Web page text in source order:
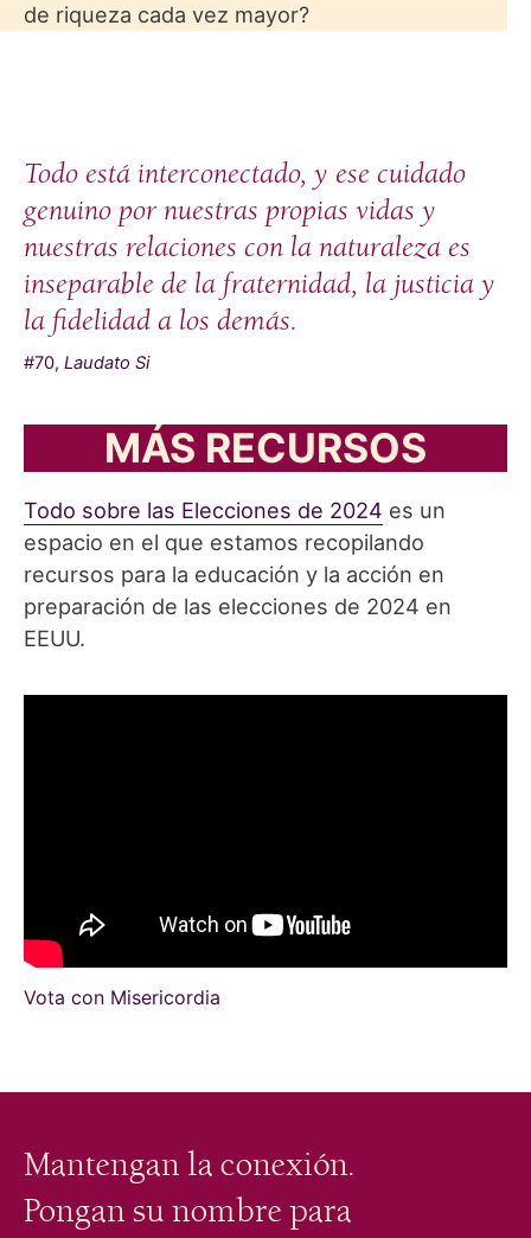
de riqueza cada vez mayor?
Todo está interconectado, y ese cuidado
genuino por nuestras propias vidas y
nuestras relaciones con la naturaleza es
inseparable de la fraternidad, la justicia y
la fidelidad a los demás.
#70, Laudato Si
MÁS RECURSOS
Todo sobre las Elecciones de 2024 es un
espacio en el que estamos recopilando
recursos para la educación y la acción en
preparación de las elecciones de 2024 en
EEUU.
Vota con Misericordia
Mantengan la conexión.
Pongan su nombre para